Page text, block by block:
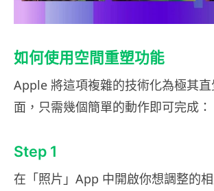
如何使用空間重塑功能
Apple 將這項複雜的技術化為極其
面，只需幾個簡單的動作即可完成：
Step 1
在「照片」App 中開啟你想調整的